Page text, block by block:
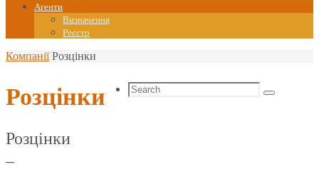
Агенти
Визначення
Реєстр
Home
Компанії Розцінки
Розцінки
Розцінки
–
Search
Search